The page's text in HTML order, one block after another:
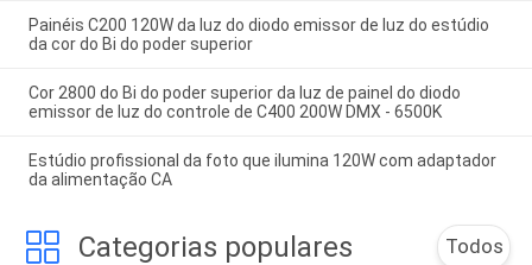
Painéis C200 120W da luz do diodo emissor de luz do estúdio
da cor do Bi do poder superior
Cor 2800 do Bi do poder superior da luz de painel do diodo
emissor de luz do controle de C400 200W DMX - 6500K
Estúdio profissional da foto que ilumina 120W com adaptador
da alimentação CA
Categorias populares Todos